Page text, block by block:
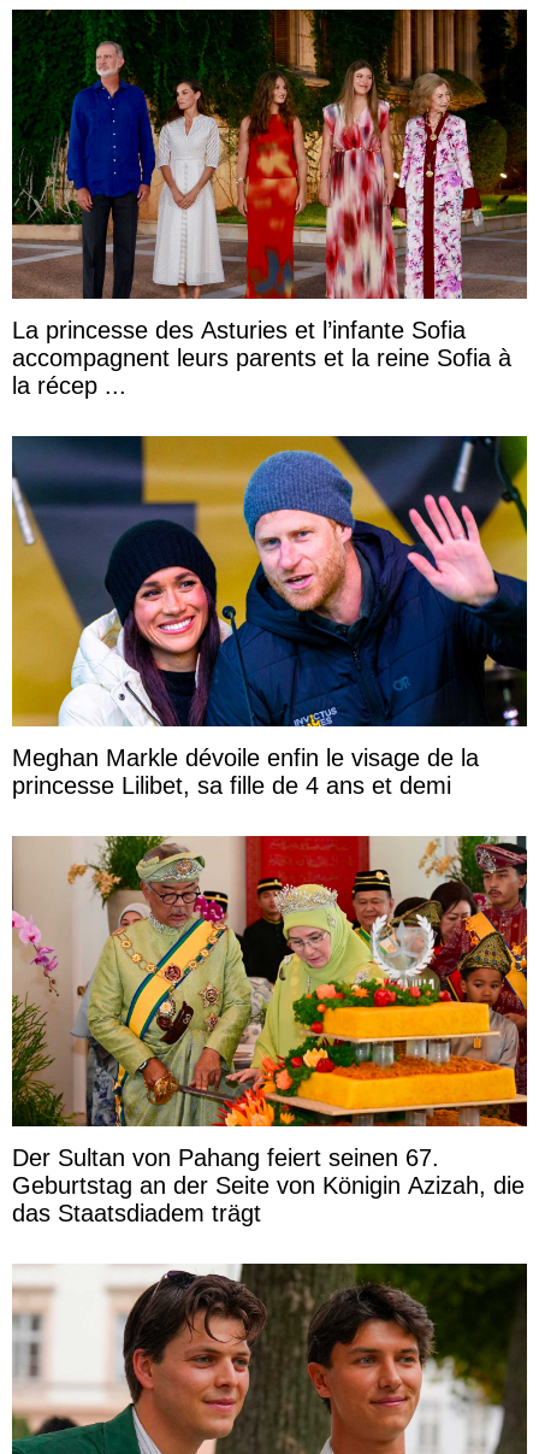
La princesse des Asturies et l’infante Sofia
accompagnent leurs parents et la reine Sofia à
la récep ...
Meghan Markle dévoile enfin le visage de la
princesse Lilibet, sa fille de 4 ans et demi
Der Sultan von Pahang feiert seinen 67.
Geburtstag an der Seite von Königin Azizah, die
das Staatsdiadem trägt